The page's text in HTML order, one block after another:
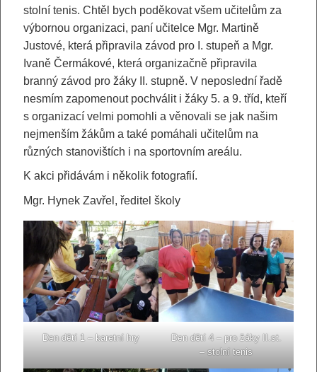
stolní tenis. Chtěl bych poděkovat všem učitelům za
výbornou organizaci, paní učitelce Mgr. Martině
Justové, která připravila závod pro I. stupeň a Mgr.
Ivaně Čermákové, která organizačně připravila
branný závod pro žáky II. stupně. V neposlední řadě
nesmím zapomenout pochválit i žáky 5. a 9. tříd, kteří
s organizací velmi pomohli a věnovali se jak našim
nejmenším žákům a také pomáhali učitelům na
různých stanovištích i na sportovním areálu.
K akci přidávám i několik fotografií.
Mgr. Hynek Zavřel, ředitel školy
Den dětí 1 – karetní hry
Den dětí 4 – pro žáky II.st.
– stolní tenis